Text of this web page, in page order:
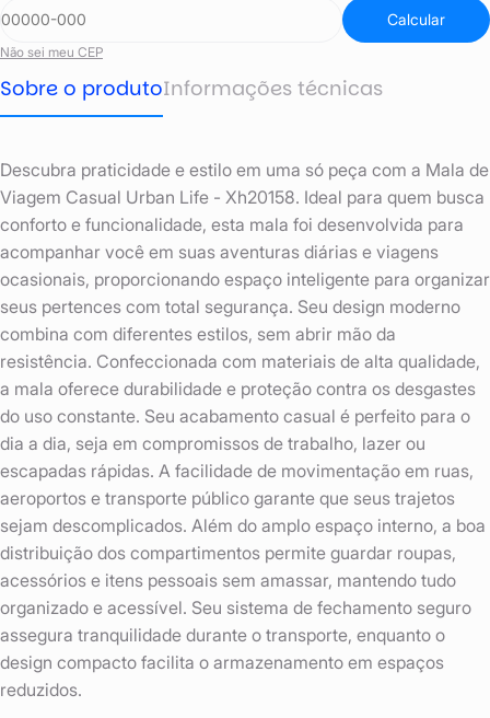
Calcular
Não sei meu CEP
Sobre o produtoInformações técnicas
Descubra praticidade e estilo em uma só peça com a Mala de
Viagem Casual Urban Life - Xh20158. Ideal para quem busca
conforto e funcionalidade, esta mala foi desenvolvida para
acompanhar você em suas aventuras diárias e viagens
ocasionais, proporcionando espaço inteligente para organizar
seus pertences com total segurança. Seu design moderno
combina com diferentes estilos, sem abrir mão da
resistência. Confeccionada com materiais de alta qualidade,
a mala oferece durabilidade e proteção contra os desgastes
do uso constante. Seu acabamento casual é perfeito para o
dia a dia, seja em compromissos de trabalho, lazer ou
escapadas rápidas. A facilidade de movimentação em ruas,
aeroportos e transporte público garante que seus trajetos
sejam descomplicados. Além do amplo espaço interno, a boa
distribuição dos compartimentos permite guardar roupas,
acessórios e itens pessoais sem amassar, mantendo tudo
organizado e acessível. Seu sistema de fechamento seguro
assegura tranquilidade durante o transporte, enquanto o
design compacto facilita o armazenamento em espaços
reduzidos.